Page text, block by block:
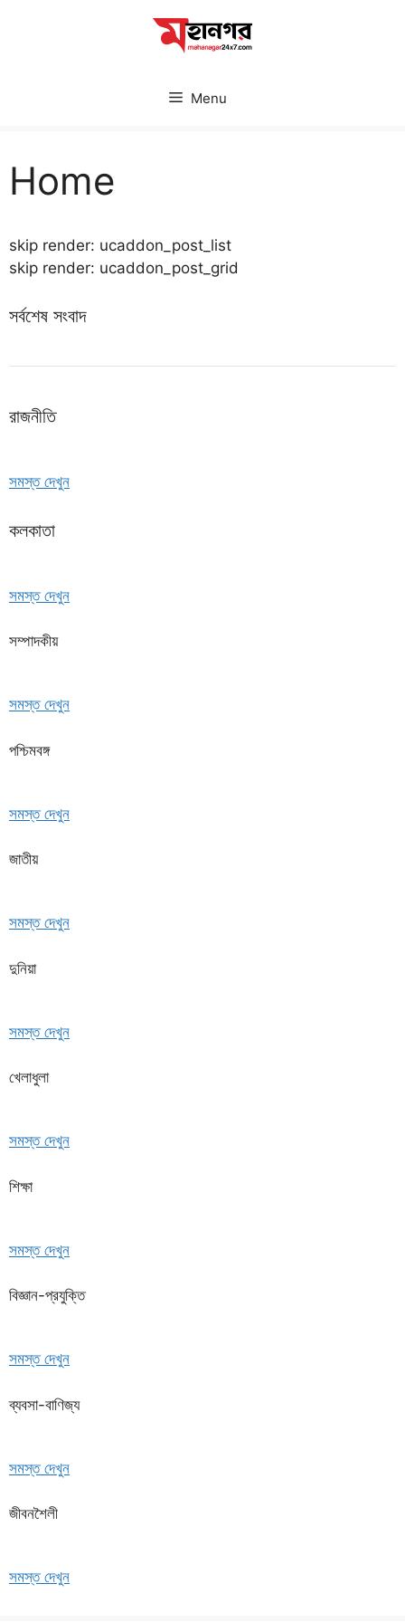
Menu
Home
skip render: ucaddon_post_list
skip render: ucaddon_post_grid
সর্বশেষ সংবাদ
রাজনীতি
সমস্ত দেখুন
কলকাতা
সমস্ত দেখুন
সম্পাদকীয়
সমস্ত দেখুন
পশ্চিমবঙ্গ
সমস্ত দেখুন
জাতীয়
সমস্ত দেখুন
দুনিয়া
সমস্ত দেখুন
খেলাধুলা
সমস্ত দেখুন
শিক্ষা
সমস্ত দেখুন
বিজ্ঞান-প্রযুক্তি
সমস্ত দেখুন
ব্যবসা-বাণিজ্য
সমস্ত দেখুন
জীবনশৈলী
সমস্ত দেখুন